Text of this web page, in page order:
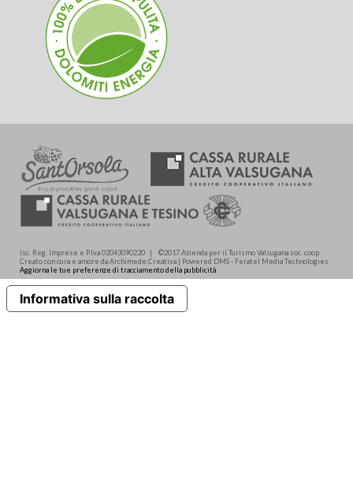
Isc. Reg. Imprese e P.Iva 02043090220 | ©2017 Azienda per il Turismo Valsugana soc. coop.
Creato con cura e amore da Archimede.Creativa | Powered DMS - Feratel Media Technologies
Aggiorna le tue preferenze di tracciamento della pubblicità
Informativa sulla raccolta